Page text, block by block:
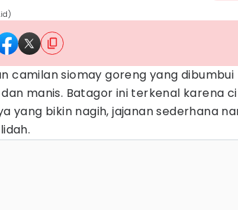
camilan siomay goreng yang dibumbui
manis. Batagor ini terkenal karena
yang bikin nagih, jajanan sederhana